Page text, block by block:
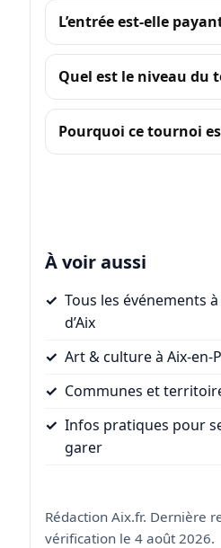
L’entrée est-elle
Quel est le niveau du
Pourquoi ce tournoi
À voir aussi
Tous les événements
d’Aix
Art & culture à Aix-en-
Communes et
Infos pratiques pour
garer
Rédaction Aix.fr. Dernière
vérification le 4 août 2026.